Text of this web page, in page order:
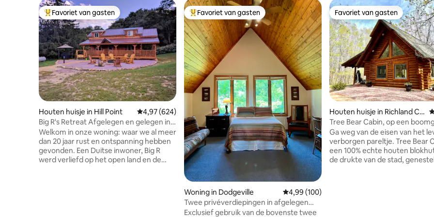
Topfavoriet van gasten
Favoriet van gasten
Houten huisje in Hill Point Gemiddelde beoordeling van 4,97 op 5, 624 recensies
4,97 (624)
Big R's Retreat Afgelegen en gelegen in
de natuur
Welkom in onze woning: waar we al meer
dan 20 jaar rust en ontspanning hebben
gevonden. Een Duitse inwoner, Big R
werd verliefd op het open land en de
Topfavoriet van gasten
Favoriet van gasten
Woning in Dodgeville Gemiddelde beoordeling van 4,99 op 5, 100
4,99 (100)
Twee privéverdiepingen in afgelegen
woning
Exclusief gebruik van de bovenste twee
Favoriet van gasten
Favoriet van gasten
Houten huisje in Richland Ce
nter
Tree Bear Cabin, op een
67 hectare
Ga weg van de eisen van het
verborgen pareltje. Tree Bear
een 100% echte houten
de drukte van de stad,